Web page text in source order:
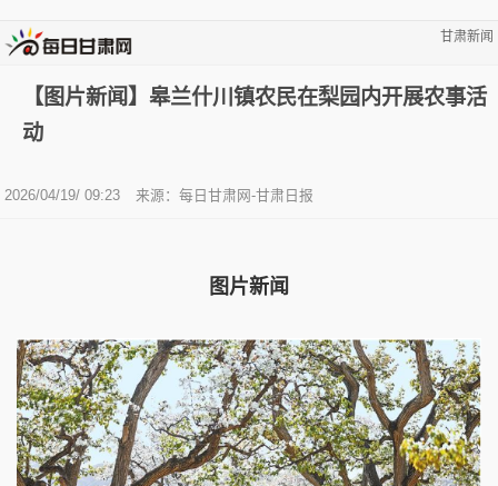
甘肃新闻
【图片新闻】皋兰什川镇农民在梨园内开展农事活
动
2026/04/19/ 09:23 来源：每日甘肃网-甘肃日报
图片新闻